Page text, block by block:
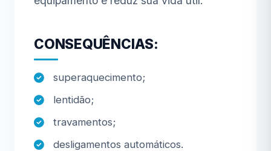
CONSEQUÊNCIAS:
superaquecimento;
lentidão;
travamentos;
desligamentos automáticos.